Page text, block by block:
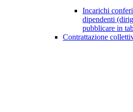
Incarichi
dipendenti
pubblicare in
Contrattazione